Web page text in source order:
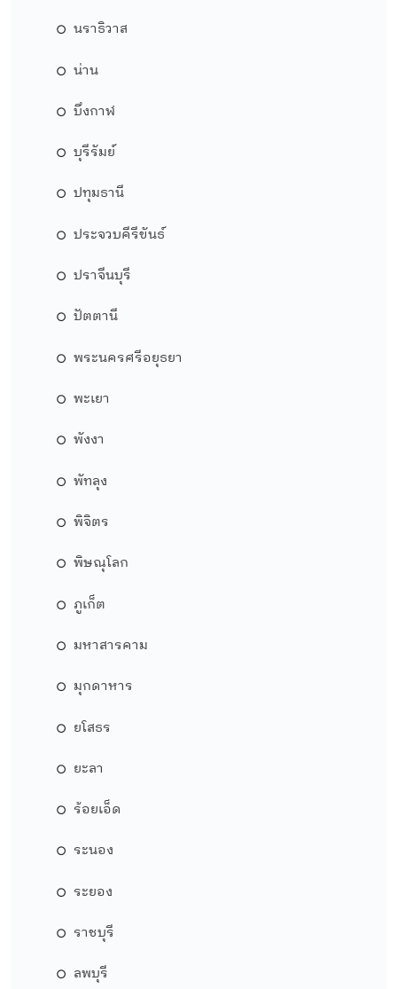
นราธิวาส
น่าน
บึงกาฬ
บุรีรัมย์
ปทุมธานี
ประจวบคีรีขันธ์
ปราจีนบุรี
ปัตตานี
พระนครศรีอยุธยา
พะเยา
พังงา
พัทลุง
พิจิตร
พิษณุโลก
ภูเก็ต
มหาสารคาม
มุกดาหาร
ยโสธร
ยะลา
ร้อยเอ็ด
ระนอง
ระยอง
ราชบุรี
ลพบุรี